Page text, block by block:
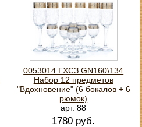
0053014 ГХСЗ GN160\134
Набор 12 предметов
"Вдохновение" (6 бокалов + 6
рюмок)
арт. 88
1780 руб.